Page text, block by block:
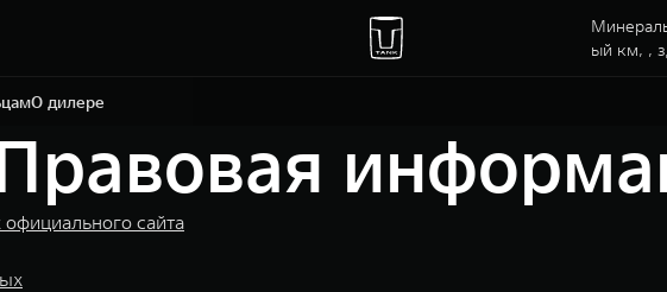
ый км, ,
О дилере
сайта